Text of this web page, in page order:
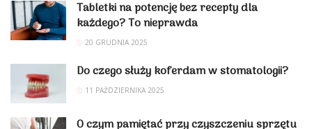
Tabletki na potencję bez recepty dla
każdego? To nieprawda
20 GRUDNIA 2025
Do czego służy koferdam w stomatologii?
11 PAŹDZIERNIKA 2025
O czym pamiętać przy czyszczeniu sprzętu